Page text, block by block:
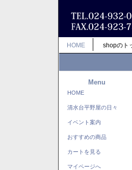
HOME shopのト
Menu
HOME
清水台平野屋の日々
イベント案内
おすすめの商品
カートを見る
マイページへ